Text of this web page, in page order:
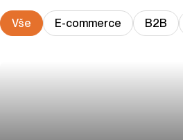
Vše E-commerce B2B